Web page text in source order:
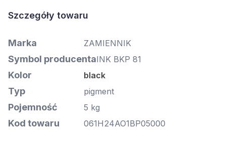
Szczegóły towaru
Marka ZAMIENNIK
Symbol producentaINK BKP 81
Kolor black
Typ pigment
Pojemność 5 kg
Kod towaru 061H24AO1BP05000